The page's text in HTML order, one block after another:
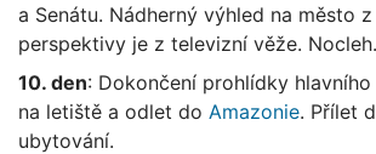
a Senátu. Nádherný výhled na město
perspektivy je z televizní věže. Nocleh.
10. den: Dokončení prohlídky
na letiště a odlet do Amazonie. Přílet
ubytování.